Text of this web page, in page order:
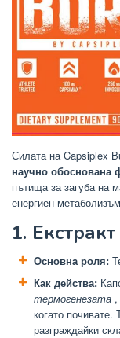
Силата на Capsiplex
научно обоснована
пътища за загуба на
енергиен
1.
Основна роля:
Как действа:
термогенезата
когато
разграждайки